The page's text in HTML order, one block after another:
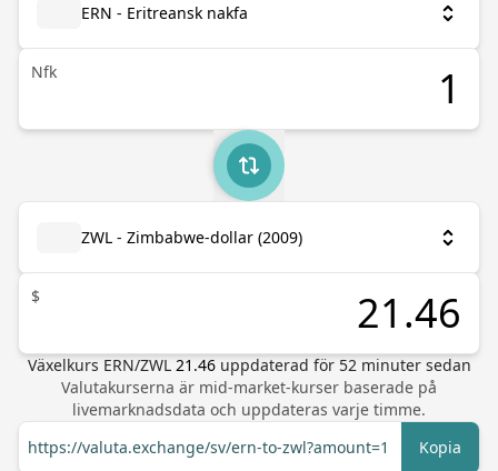
ERN - Eritreansk nakfa
Nfk
ZWL - Zimbabwe-dollar (2009)
$
Växelkurs ERN/ZWL 21.46 uppdaterad för 52minuter sedan
Valutakurserna är mid-market-kurser baserade på
livemarknadsdata och uppdateras varje timme.
https://valuta.exchange/sv/ern-to-zwl?amount=1
Kopia